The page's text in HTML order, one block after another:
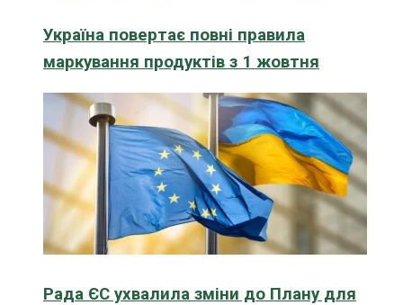
Україна повертає повні правила
маркування продуктів з 1 жовтня
Рада ЄС ухвалила зміни до Плану для